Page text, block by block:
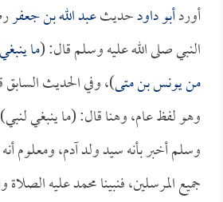
أوردأبو داودحديثعبد الله بن جعفر
النبي صلى الله عليه وسلم قال: (ما
من يونس بن متى)، وفي الحديث
وهو لفظ عام، وهنا قال: (ما ينبغي
وسلم أخبر بأنه سيد ولد آدم، ومعلوم
جميع المرسلين، فنبينا محمد عليه